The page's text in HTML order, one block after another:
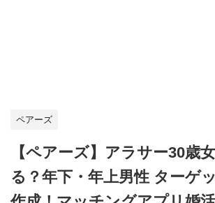
ペアーズ
【ペアーズ】アラサー30歳
る？年下・年上男性 ターゲ